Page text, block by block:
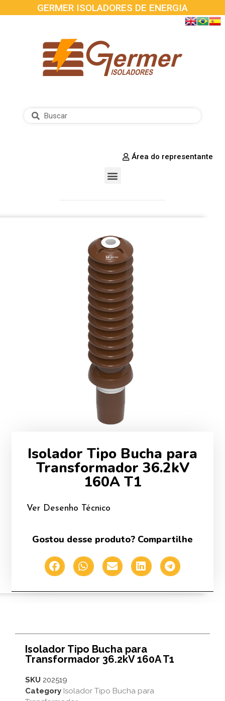
GERMER ISOLADORES DE ENERGIA
Área do representante
Isolador Tipo Bucha para
Transformador 36.2kV
160A T1
Ver Desenho Técnico
Gostou desse produto? Compartilhe
Isolador Tipo Bucha para
Transformador 36.2kV 160A T1
SKU 202519
Category Isolador Tipo Bucha para